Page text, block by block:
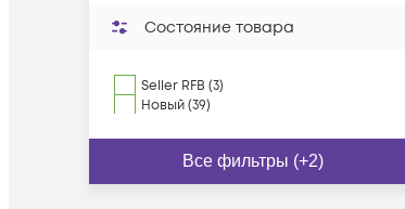
Состояние товара
Seller RFB (3)
Новый (39)
Все фильтры (+2)